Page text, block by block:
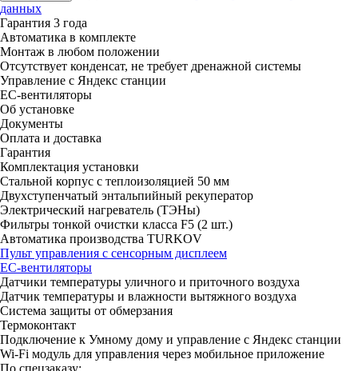
данных
Гарантия 3 года
Автоматика в комплекте
Монтаж в любом положении
Отсутствует конденсат, не требует дренажной системы
Управление с Яндекс станции
ЕС-вентиляторы
Об установке
Документы
Оплата и доставка
Гарантия
Комплектация установки
Стальной корпус с теплоизоляцией 50 мм
Двухступенчатый энтальпийный рекуператор
Электрический нагреватель (ТЭНы)
Фильтры тонкой очистки класса F5 (2 шт.)
Автоматика производства TURKOV
Пульт управления с сенсорным дисплеем
ЕС-вентиляторы
Датчики температуры уличного и приточного воздуха
Датчик температуры и влажности вытяжного воздуха
Система защиты от обмерзания
Термоконтакт
Подключение к Умному дому и управление с Яндекс станции
Wi-Fi модуль для управления через мобильное приложение
По спецзаказу: